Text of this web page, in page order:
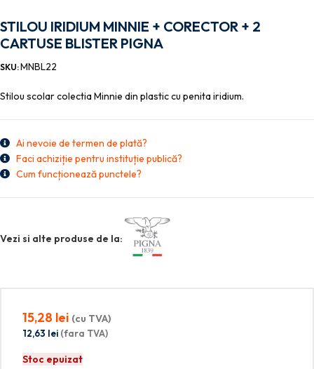
STILOU IRIDIUM MINNIE + CORECTOR + 2
CARTUSE BLISTER PIGNA
SKU:MNBL22
Stilou scolar colectia Minnie din plastic cu penita iridium.
Ai nevoie de termen de plată?
Faci achiziție pentru instituție publică?
Cum funcționează punctele?
Vezi si alte produse de la:
15,28 lei (cu TVA)
12,63 lei (fara TVA)
Stoc epuizat